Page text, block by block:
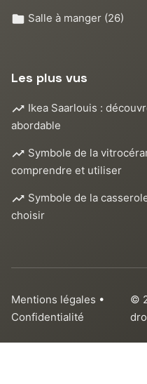
Salle à manger (26)
Les plus vus
Ikea Saarlouis :
abordable
Symbole de la
comprendre et utiliser
Symbole de la
choisir
Mentions légales •
Confidentialité
©